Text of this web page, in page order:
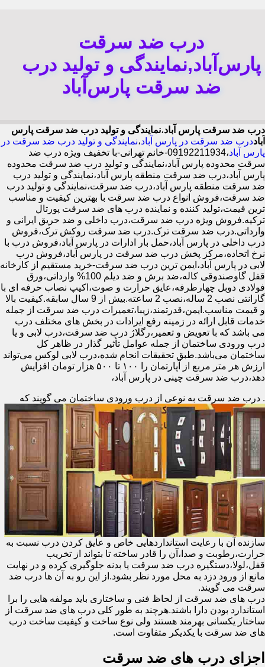
درب ضد سرقت
پارس‌آباد,نمایندگی و تولید درب
ضد سرقت پارس‌آباد
درب ضد سرقت پارس آباد،نمایندگی و تولید درب ضد سرقت پارس
آباددرب ضد سرقت در پارس آباد،نمایندگی و تولید درب ضد سرقت در
پارس آباد
،09192211934-خانم تهرانی-با تخفیف ویژه درب ضد
سرقت محدوده پارس آباد،نمایندگی و تولید درب ضد سرقت محدوده
پارس آباد،درب ضد سرقت منطقه پارس آباد،نمایندگی و تولید درب
ضد سرقت منطقه پارس آباد،درب ضد سرقت،نمایندگی و تولید درب
ضد سرقت،فروش انواع درب ضد سرقت با بهترین کیفیت و مناسب
ترین قیمت،تولید کننده و نماینده درب های ضد سرقت پورتال
ترکیه.فروش ویژه درب ضد سرقت،درب داخلی و ضد حریق ایرانی و
وارداتی.درب ضد سرقت ترک.درب ضد سرقت روکش ترک،فروش
درب داخلی در پارس آباد،حمل بار ادارات در پارس آباد،فروش درب با
نرخ اتحاده،مرکز پخش درب ضد سرقت در پارس آباد،فروش درب
لابی در پارس آباد،ایمن ترین درب ضد سرقت-خرید مستقیم از کارخانه
قفل گاوصندوقی کاله،ضد برش و ضد دیلم 100% وارداتی،ورق
فولادی دوبل چهارطرفه،عایق حرارت و صوت،اکیپ نصاب حرفه ای با
گارانتی نصب 2 ساله،نصب 2 ساعته.بیش از 9 سال سابقه.کیفیت بالا
و قیمت مناسب.ایمن،قدرتمند،زیبا،تعمیرات درب ضد سرقت از جمله
خدمات قابل ارائه در زمینه رفع ایرادات در بخش های مختلف درب
می باشد که با تعویض و تعمیر،رگلاژ درب ضد سرقت،درب لابی و یا
درب ورودی ساختمان از جمله عوامل تأثیر گذار در ظاهر کل
ساختمان می‌باشد.طبق تحقیقات انجام شده،درب لابی لوکس می‌تواند
ارزش هر متر مربع از آپارتمان را ۱۰۰ تا ۵۰۰ هزار تومان افزایش
دهد،درب ضد سرقت چینی در پارس آباد،
. درب ضد سرقت به نوعی از درب ورودی ساختمان می گویند که
سازنده آن با رعایت استانداردهایی خاص و عایق کردن درب نسبت به
حرارت،رطوبت و صدا،آن را قادر ساخته تا بتواند از تخریب
قفل،لولا،دستگیره درب ضد سرقت یا بدنه جلوگیری کرده و در نهایت
مانع از ورود دزد به محل مورد نظر بشود.از این رو به آن ها درب ضد
سرقت می گویند.
درب های ضد سرقت از لحاظ فنی و ساختاری باید مولفه هایی را برا
استاندارد بودن دارا باشند.هرچند به طور کلی درب های ضد سرقت از
ساختار یکسانی بهرمند هستند ولی نوع ساخت و کیفیت ساخت درب
های ضد سرقت با یکدیکر متفاوت است.
اجزای درب های ضد سرقت